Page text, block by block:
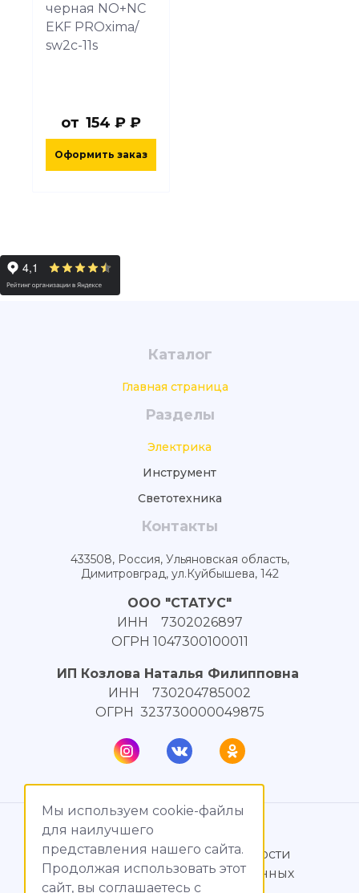
Мы используем cookie-файлы
для наилучшего
представления нашего сайта.
Продолжая использовать этот
сайт, вы соглашаетесь c
черная NO+NC
EKF PROxima/
sw2c-11s
от 154 ₽ ₽
Оформить заказ
Каталог
Главная страница
Разделы
Электрика
Инструмент
Светотехника
Контакты
433508, Россия, Ульяновская область,
Димитровград, ул.Куйбышева, 142
ООО "СТАТУС"
ИНН 7302026897
ОГРН 1047300100011
ИП Козлова Наталья Филипповна
ИНН 730204785002
ОГРН 323730000049875
© МагияТока, 2015 – 2026
Политика конфиденциальности
Обработка персональных данных